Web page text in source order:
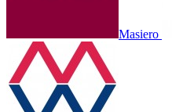
Masiero